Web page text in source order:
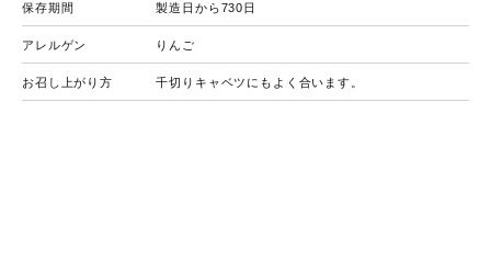
保存期間 製造日から730日
アレルゲン りんご
お召し上がり方 千切りキャベツにもよく合います。